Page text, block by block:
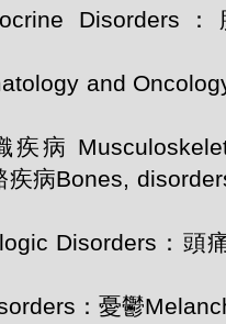
Disorders：
and
病
病Bones,
Disorders：頭
：憂鬱